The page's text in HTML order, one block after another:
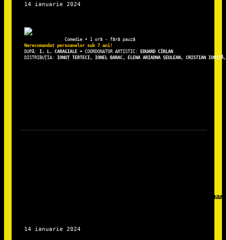
DUPĂ: I. L. CARAGIALE • COORDONATOR ARTISTIC:
EDUARD CÎRLAN
DISTRIBUȚIA: IONUȚ TERTECI, IONEL BARAC, ELENA ARIADNA ȘEULEAN, CRISTIAN